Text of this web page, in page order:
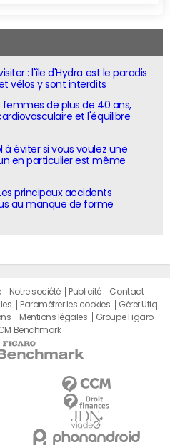
: l'île d'Hydra est le paradis
vélos y sont interdits
femmes de plus de 40 ans,
et l'équilibre
éviter si vous voulez une
en particulier est même
principaux accidents
au manque de forme
Notre société Publicité
Contact
Paramétrer les cookies
Gérer Utiq
Mentions légales
Groupe Figaro
Benchmark